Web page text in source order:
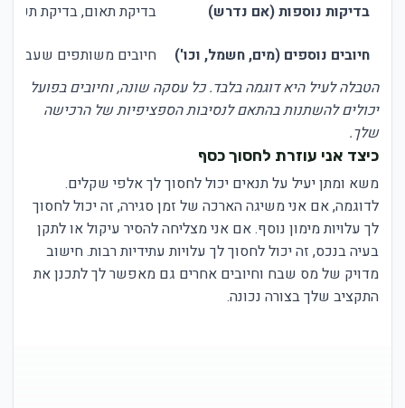
בדיקות נוספות (אם נדרש)
בדיקת תאום, בדיקת תכניות
חיובים נוספים (מים, חשמל, וכו')
חיובים משותפים שעברו
הטבלה לעיל היא דוגמה בלבד. כל עסקה שונה, וחיובים בפועל
יכולים להשתנות בהתאם לנסיבות הספציפיות של הרכישה
שלך.
כיצד אני עוזרת לחסוך כסף
משא ומתן יעיל על תנאים יכול לחסוך לך אלפי שקלים.
לדוגמה, אם אני משיגה הארכה של זמן סגירה, זה יכול לחסוך
לך עלויות מימון נוסף. אם אני מצליחה להסיר עיקול או לתקן
בעיה בנכס, זה יכול לחסוך לך עלויות עתידיות רבות. חישוב
מדויק של מס שבח וחיובים אחרים גם מאפשר לך לתכנן את
התקציב שלך בצורה נכונה.